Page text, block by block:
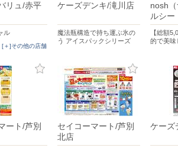
リュ/赤平
ル
[＋]その他の店舗
ケーズデンキ/滝川店
魔法瓶構造で持ち運ぶ氷の
う アイスパックシリーズ
nosh
ルシー
【総額
的で美味
ート/芦別
セイコーマート/芦別
北店
ケーズ